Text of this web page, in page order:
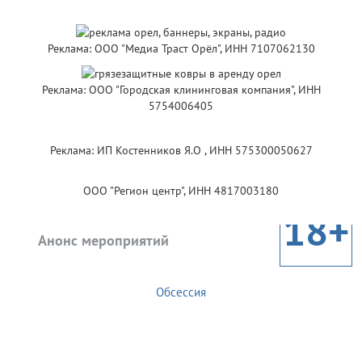
Реклама: ООО "Медиа Траст Орёл", ИНН 7107062130
Реклама: ООО "Городская клининговая компания", ИНН
5754006405
Реклама: ИП Костенников Я.О , ИНН 575300050627
ООО "Регион центр", ИНН 4817003180
Анонс мероприятий 18+
Обсессия